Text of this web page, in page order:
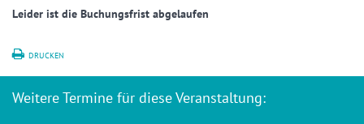
Leider ist die Buchungsfrist abgelaufen
DRUCKEN
Weitere Termine für diese Veranstaltung: